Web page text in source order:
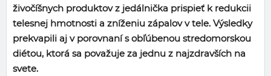
živočíšnych produktov z jedálnička prispieť k redukcii
telesnej hmotnosti a zníženiu zápalov v tele. Výsledky
prekvapili aj v porovnaní s obľúbenou stredomorskou
diétou, ktorá sa považuje za jednu z najzdravších na
svete.